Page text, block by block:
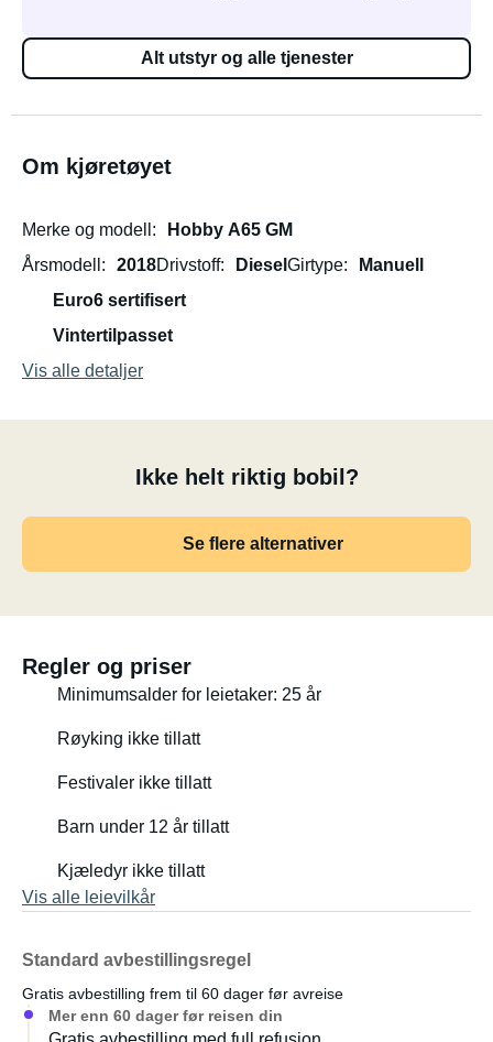
Alt utstyr og alle tjenester
Om kjøretøyet
Merke og modell
Hobby A65 GM
Årsmodell
2018Drivstoff Diesel Girtype
Manuell
Euro6 sertifisert
Vintertilpasset
Vis alle detaljer
Ikke helt riktig bobil?
Se flere alternativer
Regler og priser
Minimumsalder for leietaker: 25 år
Røyking ikke tillatt
Festivaler ikke tillatt
Barn under 12 år tillatt
Kjæledyr ikke tillatt
Vis alle leievilkår
Standard avbestillingsregel
Gratis avbestilling frem til 60 dager før avreise
Mer enn 60 dager før reisen din